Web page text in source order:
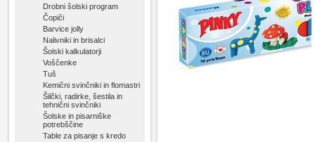
Drobni šolski program
Čopiči
Barvice jolly
Nalivniki in brisalci
Šolski kalkulatorji
Voščenke
Tuš
Kemični svinčniki in flomastri
Šilčki, radirke, šestila in
tehnični svinčniki
Šolske in pisarniške
potrebščine
Table za pisanje s kredo